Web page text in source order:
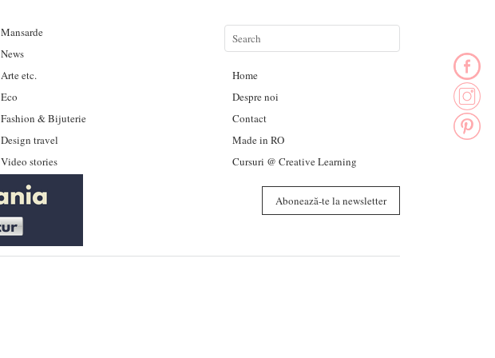
Mansarde
News
Arte etc.
Eco
Fashion & Bijuterie
Design travel
Video stories
Home
Despre noi
Contact
Made in RO
Cursuri @ Creative Learning
Abonează-te la newsletter